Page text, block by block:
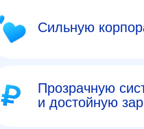
Сильную
Прозрачную
и достойную